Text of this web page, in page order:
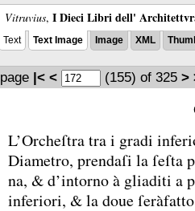
Vitruvius, I Dieci Libri dell'
Text Text Image Image XML
page |< < (155) of 325 >
L’Orcheſtra tra i gradi
Diametro, prendaſi la
na, &d’intorno à gliaditi a
inferiori, &la doue